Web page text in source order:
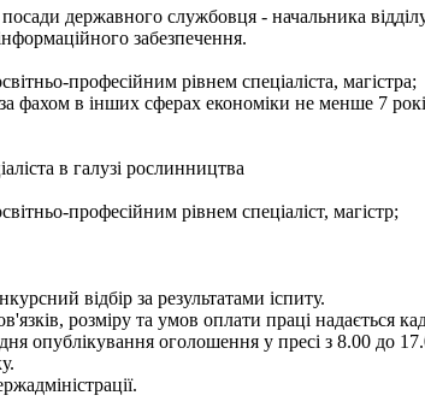
державного службовця - начальника
забезпечення.
професійним рівнем спеціаліста, магістра;
фахом в інших сферах економіки не менше 7
в галузі рослинництва
професійним рівнем спеціаліст, магістр;
відбір за результатами іспиту.
розміру та умов оплати праці надається
опублікування оголошення у пресі з 8.00 до